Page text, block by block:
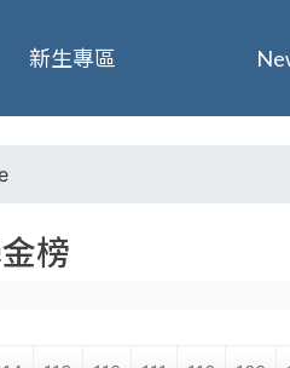
榜
新生專區